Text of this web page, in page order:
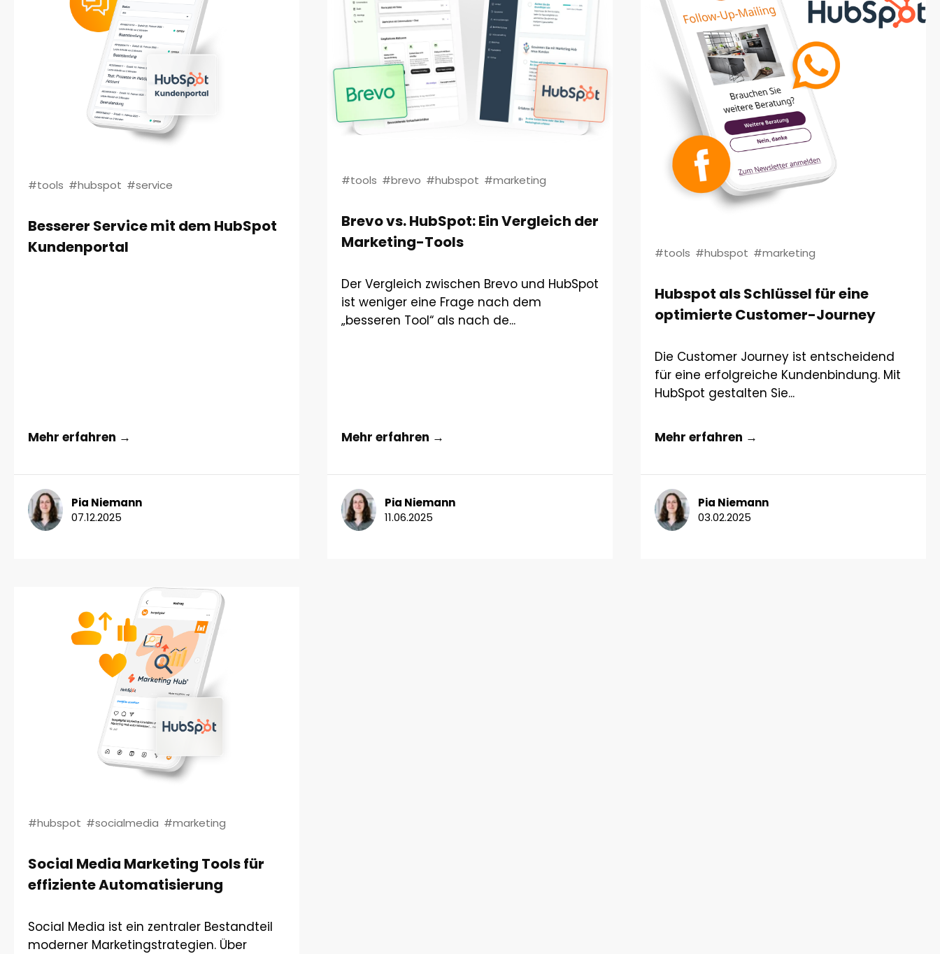
#tools #hubspot #service
Besserer Service mit dem HubSpot
Kundenportal
Mehr erfahren →
Pia Niemann
07.12.2025
#tools #brevo #hubspot #marketing
Brevo vs. HubSpot: Ein Vergleich der
Marketing-Tools
Der Vergleich zwischen Brevo und HubSpot
ist weniger eine Frage nach dem
„besseren Tool“ als nach de...
Mehr erfahren →
Pia Niemann
11.06.2025
#tools #hubspot #marketing
Hubspot als Schlüssel für eine
optimierte Customer-Journey
Die Customer Journey ist entscheidend
für eine erfolgreiche Kundenbindung. Mit
HubSpot gestalten Sie...
Mehr erfahren →
Pia Niemann
03.02.2025
#hubspot #socialmedia #marketing
Social Media Marketing Tools für
effiziente Automatisierung
Social Media ist ein zentraler Bestandteil
moderner Marketingstrategien. Über